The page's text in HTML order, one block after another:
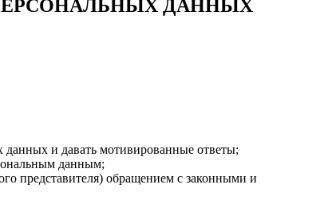
ДАННЫХ
данных и давать мотивированные ответы;
данным;
представителя) обращением с законными и